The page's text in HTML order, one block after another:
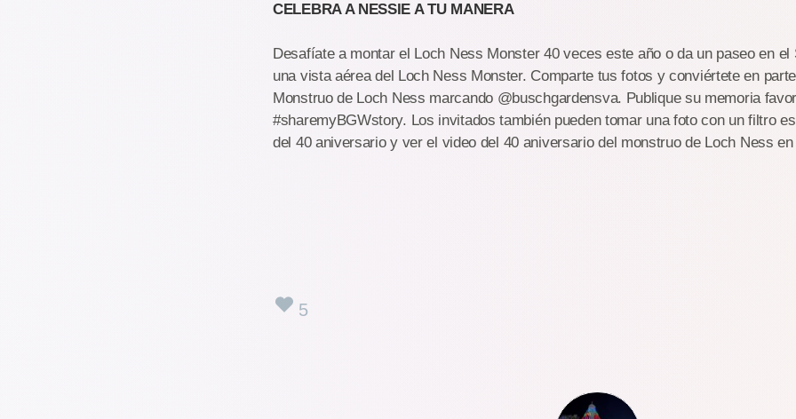
CELEBRA A NESSIE A TU MANERA
Desafíate a montar el Loch Ness Monster 40 veces este año o da un paseo en
una vista aérea del Loch Ness Monster. Comparte tus fotos y conviértete en
Monstruo de Loch Ness marcando @buschgardensva. Publique su memoria
#sharemyBGWstory. Los invitados también pueden tomar una foto con un filtro
del 40 aniversario y ver el video del 40 aniversario del monstruo de Loch Ness en
5